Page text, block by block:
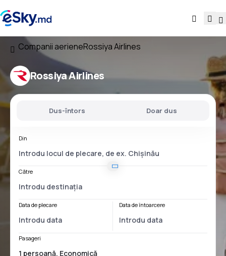
Companii aerieneRossiya Airlines
Rossiya Airlines
Dus-întors Doar dus
Din
Către
Data de plecare Data de întoarcere
Pasageri